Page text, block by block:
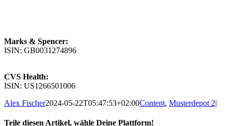
Marks & Spencer:
ISIN: GB0031274896
CVS Health:
ISIN: US1266501006
Alex Fischer2024-05-22T05:47:53+02:00Content, Musterdepot 2|
Teile diesen Artikel, wähle Deine Plattform!